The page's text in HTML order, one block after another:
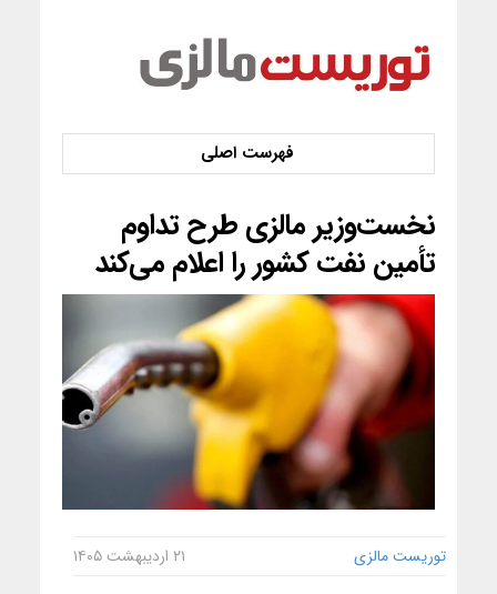
نخست‌وزیر مالزی طرح تداوم
تأمین نفت کشور را اعلام می‌کند
توریست مالزی ۲۱ اردیبهشت ۱۴۰۵